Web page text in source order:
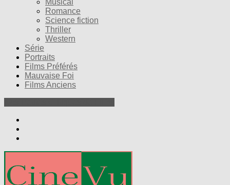
Musical
Romance
Science fiction
Thriller
Western
Série
Portraits
Films Préférés
Mauvaise Foi
Films Anciens